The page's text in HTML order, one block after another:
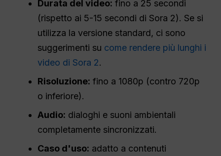
Durata del video: fino a 25 secondi
(rispetto ai 5-15 secondi di Sora 2). Se si
utilizza la versione standard, ci sono
suggerimenti su come rendere più lunghi i
video di Sora 2.
Risoluzione: fino a 1080p (contro 720p
o inferiore).
Audio: dialoghi e suoni ambientali
completamente sincronizzati.
Caso d'uso: adatto a contenuti